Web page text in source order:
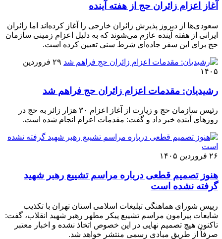
آغاز اعزام زائران حج از هفته آینده
سعودی‌ها از دیروز پذیرش زائران خارجی را آغاز کرده‌اند اما زائران
ایرانی از هفته آینده عازم می‌شوند که به دلیل اعزام زمینی سازمان
حج برای این سفر جاده‌ای شرط سنی تعیین کرده است.
۲۹ فروردین
۱۴۰۵
رشیدیان: مقدمات اعزام زائران حج فراهم شد
رئیس سازمان حج و زیارت از آغاز اعزام‌ ۳۰ هزار زائر به حج در
روزهای آینده خبر داد و گفت: مقدمات اعزام‌ انجام شده است.
۲۶ فروردین ۱۴۰۵
هنوز تصمیم قطعی درباره مراسم تشییع رهبر شهید
گرفته نشده است
رییس شورای هماهنگی تبلیغات اسلامی استان تهران با تکذیب
شایعات پیرامون مراسم تشییع پیکر مطهر رهبر شهید انقلاب، گفت:
تاکنون هیچ تصمیم نهایی در این خصوص اتخاذ نشده و اخبار معتبر
صرفاً از طریق مبادی رسمی منتشر خواهد شد.